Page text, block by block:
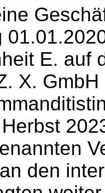
E. auf
X.
den